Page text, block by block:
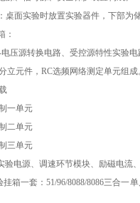
桌面实验时放置实验器件，下部为
：
电压源转换电路、受控源特性实验电
立元件， RC选频网络测定单元组成
一单元
二单元
三单元
验电源、调速环节模块、励磁电流
挂箱一套：51/96/8088/8086三合一